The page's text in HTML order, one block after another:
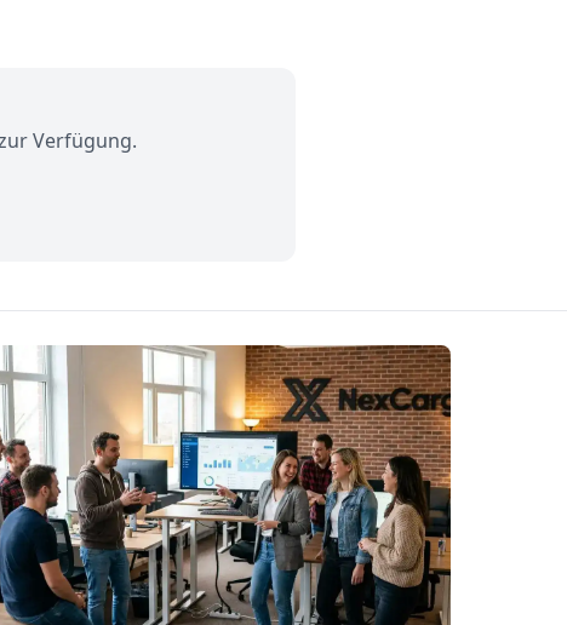
Verfügung.